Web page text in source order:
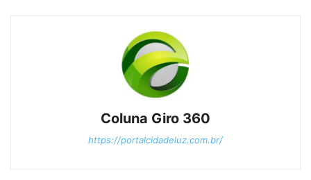
Coluna Giro 360
https://portalcidadeluz.com.br/